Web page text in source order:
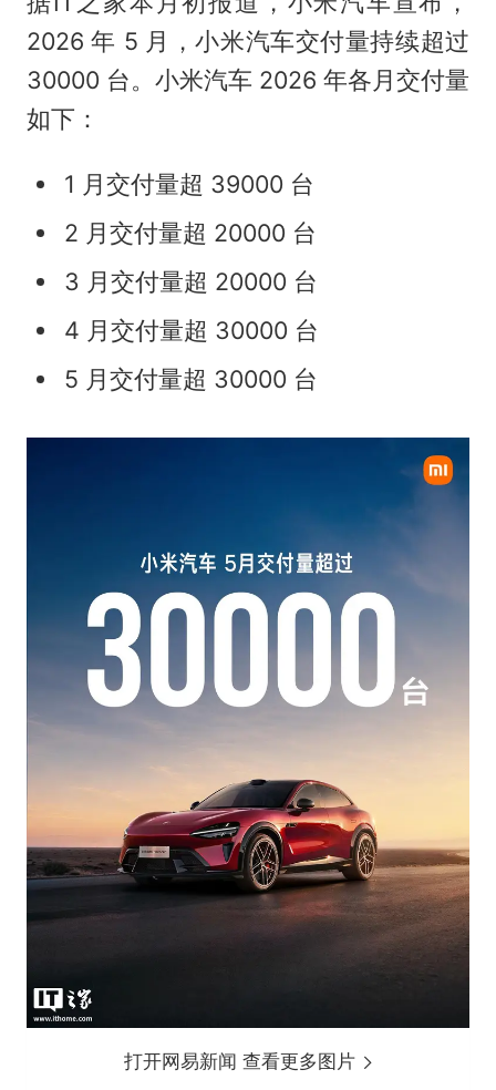
2026 年 5 月，小米汽车交付量持续超过
30000 台。小米汽车 2026 年各月交付量
如下：
1 月交付量超 39000 台
2 月交付量超 20000 台
3 月交付量超 20000 台
4 月交付量超 30000 台
5 月交付量超 30000 台
打开网易新闻 查看更多图片